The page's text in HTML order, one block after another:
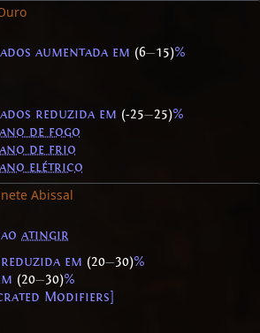
aumentada em (6—15)%
reduzida em (-25—25)%
de fogo
de frio
elétrico
Abissal
ao atingir
reduzida em (20—30)%
(20—30)%
Modifiers]